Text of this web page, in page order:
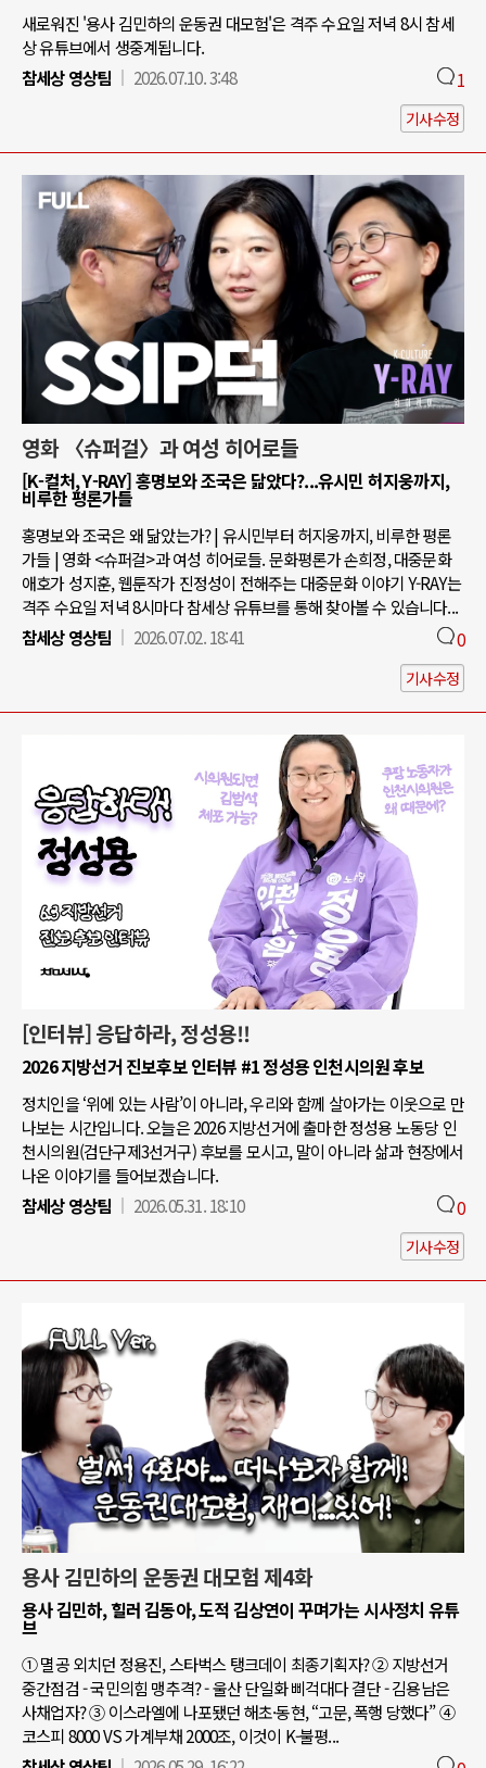
새로워진 '용사 김민하의 운동권 대모험'은 격주 수요일 저녁 8시 참세
상 유튜브에서 생중계됩니다.
참세상 영상팀
2026.07.10. 3:48 1
기사수정
영화 〈슈퍼걸〉과 여성 히어로들
[K-컬처, Y-RAY] 홍명보와 조국은 닮았다?...유시민 허지웅까지,
비루한 평론가들
홍명보와 조국은 왜 닮았는가? | 유시민부터 허지웅까지, 비루한 평론
가들 | 영화 <슈퍼걸>과 여성 히어로들. 문화평론가 손희정, 대중문화
애호가 성지훈, 웹툰작가 진정성이 전해주는 대중문화 이야기 Y-RAY는
격주 수요일 저녁 8시마다 참세상 유튜브를 통해 찾아볼 수 있습니다...
참세상 영상팀
2026.07.02. 18:41 0
기사수정
[인터뷰] 응답하라, 정성용!!
2026 지방선거 진보후보 인터뷰 #1 정성용 인천시의원 후보
정치인을 ‘위에 있는 사람’이 아니라, 우리와 함께 살아가는 이웃으로 만
나보는 시간입니다. 오늘은 2026 지방선거에 출마한 정성용 노동당 인
천시의원(검단구제3선거구) 후보를 모시고, 말이 아니라 삶과 현장에서
나온 이야기를 들어보겠습니다.
참세상 영상팀
2026.05.31. 18:10 0
기사수정
용사 김민하의 운동권 대모험 제4화
용사 김민하, 힐러 김동아, 도적 김상연이 꾸며가는 시사정치 유튜
브
① 멸공 외치던 정용진, 스타벅스 탱크데이 최종기획자? ② 지방선거
중간점검 - 국민의힘 맹추격? - 울산 단일화 삐걱대다 결단 - 김용남은
사채업자? ③ 이스라엘에 나포됐던 해초·동현, “고문, 폭행 당했다” ④
코스피 8000 VS 가계부채 2000조, 이것이 K-불평...